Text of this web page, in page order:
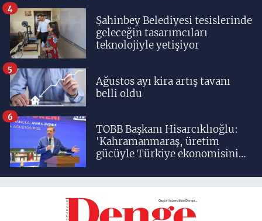
Şahinbey Belediyesi tesislerinde
geleceğin tasarımcıları
teknolojiyle yetişiyor
4
Ağustos ayı kira artış tavanı
belli oldu
5
TOBB Başkanı Hisarcıklıoğlu:
'Kahramanmaraş, üretim
gücüyle Türkiye ekonomisinin
birisidir'
6